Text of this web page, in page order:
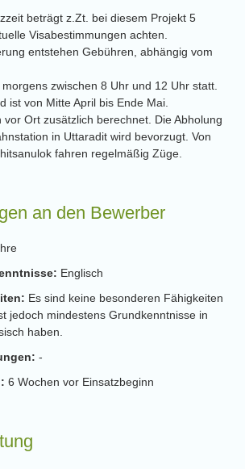
beträgt z.Zt. bei diesem Projekt 5
Visabestimmungen achten.
entstehen Gebühren, abhängig vom
zwischen 8 Uhr und 12 Uhr statt.
ist von Mitte April bis Ende Mai.
Ort zusätzlich berechnet. Die Abholung
in Uttaradit wird bevorzugt. Von
fahren regelmäßig Züge.
an den Bewerber
Englisch
Es sind keine besonderen Fähigkeiten
jedoch mindestens Grundkenntnisse in
haben.
-
6 Wochen vor Einsatzbeginn